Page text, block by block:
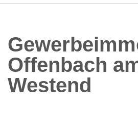
Offenbach
Westend